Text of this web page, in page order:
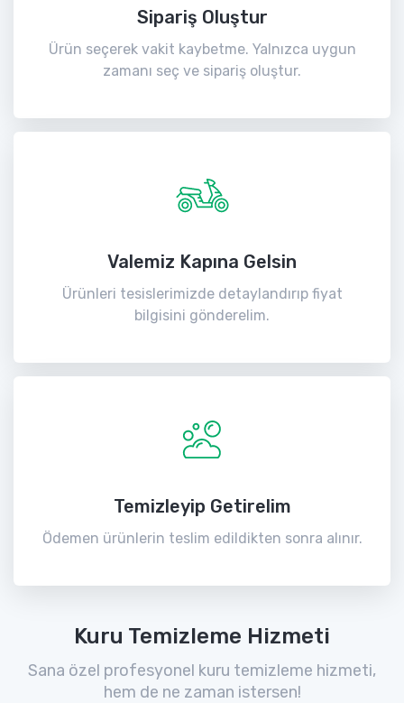
Sipariş Oluştur
Ürün seçerek vakit kaybetme. Yalnızca uygun
zamanı seç ve sipariş oluştur.
Valemiz Kapına Gelsin
Ürünleri tesislerimizde detaylandırıp fiyat
bilgisini gönderelim.
Temizleyip Getirelim
Ödemen ürünlerin teslim edildikten sonra alınır.
Kuru Temizleme Hizmeti
Sana özel profesyonel kuru temizleme hizmeti,
hem de ne zaman istersen!